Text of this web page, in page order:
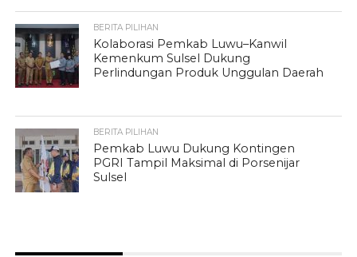
BERITA PILIHAN
Kolaborasi Pemkab Luwu–Kanwil
Kemenkum Sulsel Dukung
Perlindungan Produk Unggulan Daerah
BERITA PILIHAN
Pemkab Luwu Dukung Kontingen
PGRI Tampil Maksimal di Porsenijar
Sulsel